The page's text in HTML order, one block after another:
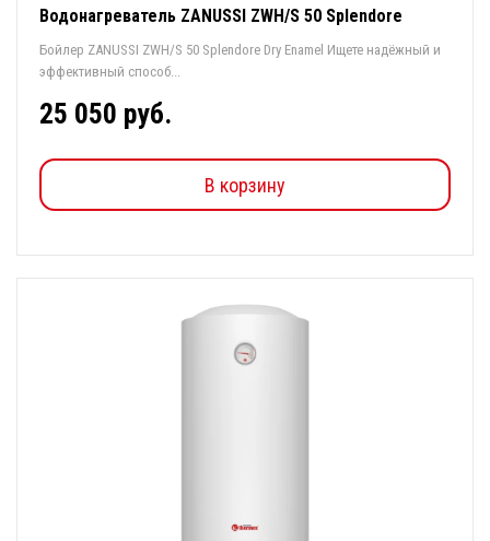
Водонагреватель ZANUSSI ZWH/S 50 Splendore
Бойлер ZANUSSI ZWH/S 50 Splendore Dry Enamel Ищете надёжный и
эффективный способ...
25 050 руб.
В корзину